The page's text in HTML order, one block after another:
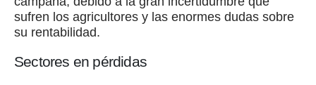
sufren los agricultores y las enormes dudas sobre
su rentabilidad.
Sectores en pérdidas